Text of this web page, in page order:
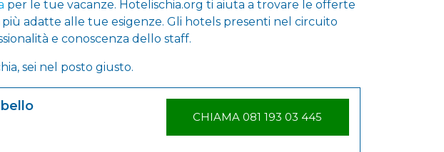
per le tue vacanze. Hotelischia.org ti aiuta a trovare le offerte
adatte alle tue esigenze. Gli hotels presenti nel circuito
e conoscenza dello staff.
sei nel posto giusto.
CHIAMA 081 193 03 445